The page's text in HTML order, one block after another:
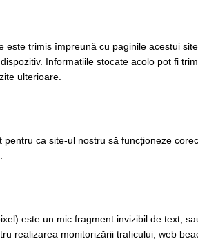
trimis împreună cu paginile acestui
Informațiile stocate acolo pot fi
ulterioare.
ca site-ul nostru să funcționeze
este un mic fragment invizibil de text,
realizarea monitorizării traficului, web